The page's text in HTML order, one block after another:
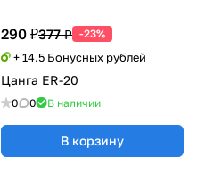
290 ₽377 ₽ -23%
+ 14.5 Бонусных рублей
Цанга ER-20
0 0 В наличии
В корзину